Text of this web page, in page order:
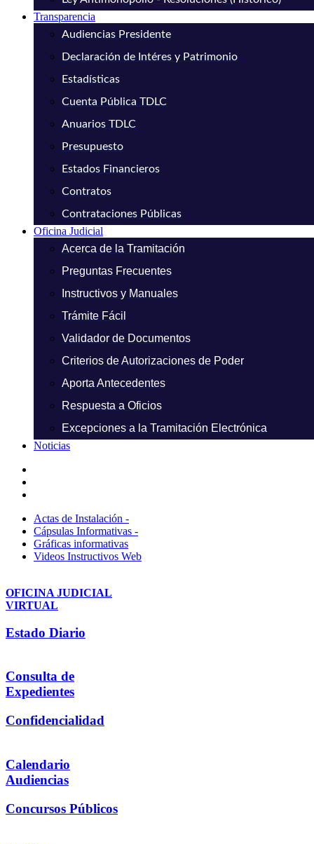
Transparencia
Audiencias Presidente
Declaración de Intéres y Patrimonio
Estadísticas
Cuenta Pública TDLC
Anuarios TDLC
Presupuesto
Estados Financieros
Contratos
Contrataciones Públicas
Oficina Judicial
Acerca de la Tramitación
Preguntas Frecuentes
Instructivos y Manuales
Trámite Fácil
Validador de Documentos
Criterios de Autorizaciones de Poder
Aporta Antecedentes
Respuesta a Oficios
Excepciones a la Tramitación Electrónica
Noticias
Actas de Instalación -
Cápsulas Informativas -
Gráficas informativas
Videos Instructivos Web
OFICINA JUDICIAL
VIRTUAL
Estado Diario
Consulta de
Expedientes
Confidencialidad
Calendario
Audiencias
Concursos Públicos